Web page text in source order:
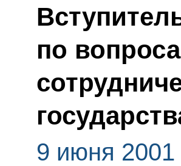
по
9 июня 2001